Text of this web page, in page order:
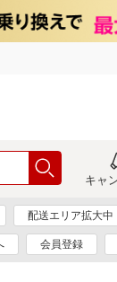
キャ
配送エリア拡大中
会員登録